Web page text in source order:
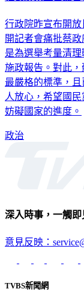
行政院昨宣布開
開記者會痛批蔡
是為選舉考量清
施政報告。對此
最嚴格的標準，
人放心，希望國
妨礙國家的進度。
政治
深入時事，一觸即
意見反映：
TVBS新聞網